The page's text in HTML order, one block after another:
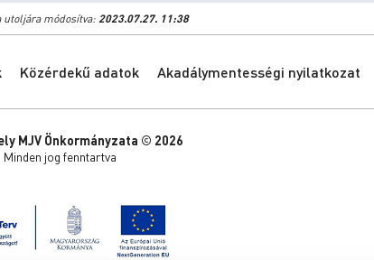
módosítva:2023.07.27. 11:38
Közérdekű adatok Akadálymentességi nyilatkozat
MJV Önkormányzata © 2026
Minden jog fenntartva